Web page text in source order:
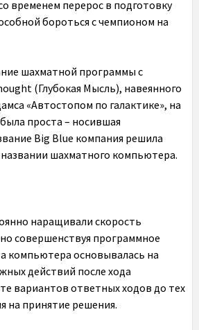
временем перерос в подготовку
бороться с чемпионом на
шахматной программы с
(Глубокая Мысль), навеянного
«Автостопом по галактике», на
проста – носившая
Big Blue компания решила
шахматного компьютера.
наращивали скорость
совершенствуя программное
компьютера основывалась на
действий после хода
вариантов ответных ходов до тех
на принятие решения.